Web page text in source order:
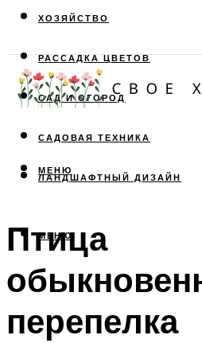
ХОЗЯЙСТВО
РАССАДКА ЦВЕТОВ
САД И ОГОРОД
САДОВАЯ ТЕХНИКА
ЛАНДШАФТНЫЙ ДИЗАЙН
МЕНЮ
МЕНЮ
Птица
перепелка